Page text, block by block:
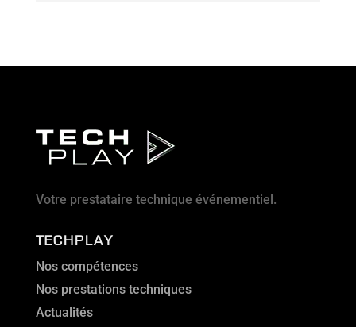
Votre prestataire technique événementiel.
TECHPLAY
Nos compétences
Nos prestations techniques
Actualités